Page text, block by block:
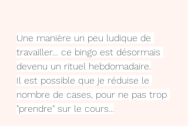
Une manière un peu ludique de
travailler… ce bingo est désormais
devenu un rituel hebdomadaire.
Il est possible que je réduise le
nombre de cases, pour ne pas trop
"prendre" sur le cours...